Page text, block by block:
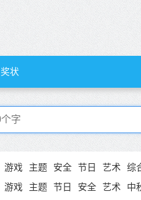
奖状
游戏 主题 安全 节日 艺术 综
游戏 主题 节日 安全 艺术 中